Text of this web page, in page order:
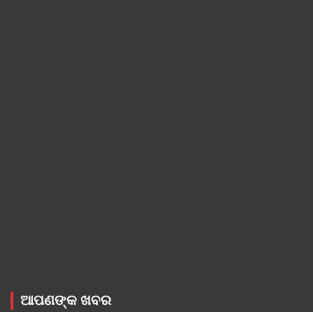
ଆପଣଙ୍କ ଖବର